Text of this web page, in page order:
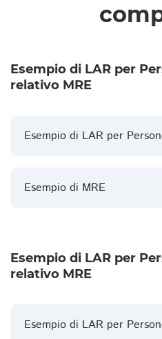
Esempio di LAR per
relativo MRE
Esempio di LAR per
Esempio di MRE
Esempio di LAR per
relativo MRE
Esempio di LAR per